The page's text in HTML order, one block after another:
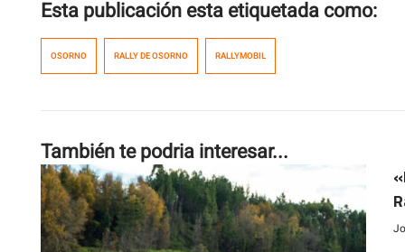
Esta publicación esta etiquetada como:
OSORNO RALLY DE OSORNO RALLYMOBIL
También te podria interesar...